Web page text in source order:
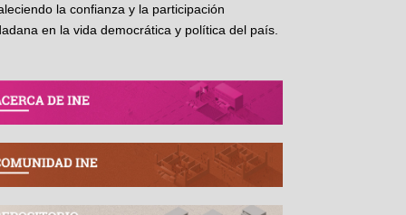
la confianza y la participación
en la vida democrática y política del país.